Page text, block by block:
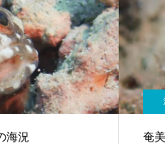
海況 奄